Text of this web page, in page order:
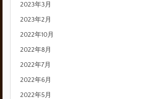
2023年3月
2023年2月
2022年10月
2022年8月
2022年7月
2022年6月
2022年5月